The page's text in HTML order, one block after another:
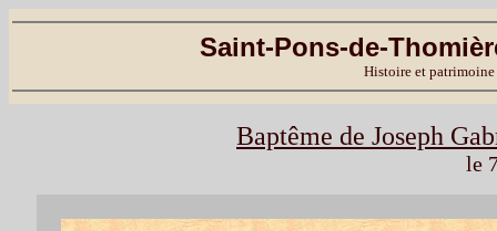
Saint-Pons-de-
Histoire et
Baptême de Joseph
le